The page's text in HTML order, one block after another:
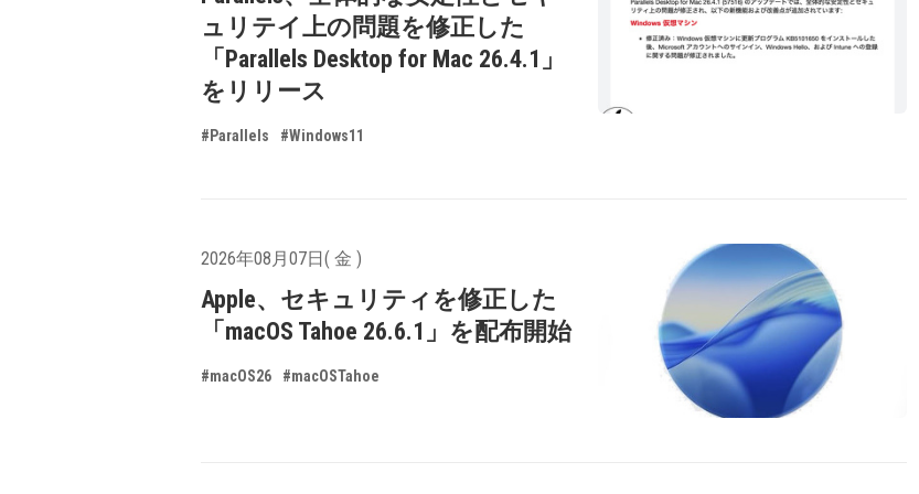
ュリテイ上の問題を修正した
「Parallels Desktop for Mac 26.4.1」
をリリース
#Parallels #Windows11
2026年08月07日( 金 )
Apple、セキュリティを修正した
「macOS Tahoe 26.6.1」を配布開始
#macOS26 #macOSTahoe